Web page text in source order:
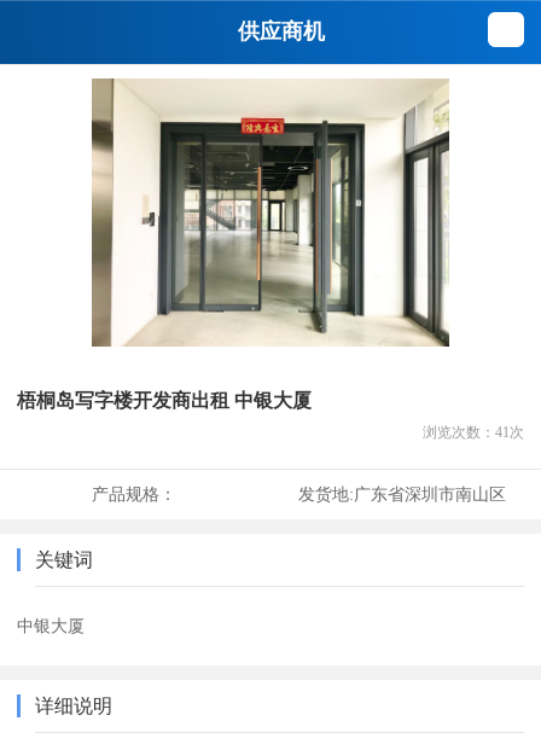
供应商机
梧桐岛写字楼开发商出租 中银大厦
浏览次数： 41 次
产品规格： 发货地:广东省深圳市南山区
关键词
中银大厦
详细说明